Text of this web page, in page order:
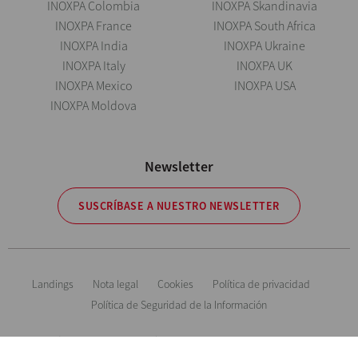
INOXPA Colombia
INOXPA France
INOXPA India
INOXPA Italy
INOXPA Mexico
INOXPA Moldova
INOXPA Skandinavia
INOXPA South Africa
INOXPA Ukraine
INOXPA UK
INOXPA USA
Newsletter
SUSCRÍBASE A NUESTRO NEWSLETTER
Landings Nota legal Cookies
Política de privacidad
Política de Seguridad de la Información
Información orientativa. Reservándonos el derecho de modificar cualquier